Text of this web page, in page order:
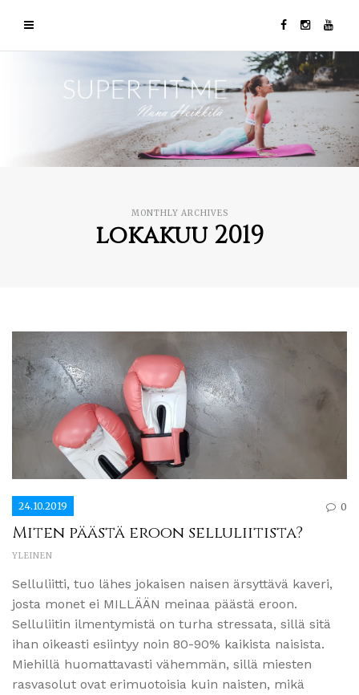
MONTHLY ARCHIVES
lokakuu 2019
24.10.2019 0
Miten päästä eroon selluliitista?
YLEINEN
Selluliitti, tuo lähes jokaisen naisen ärsyttävä kaveri,
josta monet ei MILLÄÄN meinaa päästä eroon.
Selluliitin ilmentymistä on turha stressata, sillä sitä
ihan oikeasti esiintyy noin 80-90% kaikista naisista.
Miehillä huomattavasti vähemmän, sillä miesten
rasvasolut ovat erimuotoisia kuin naisten, mikä